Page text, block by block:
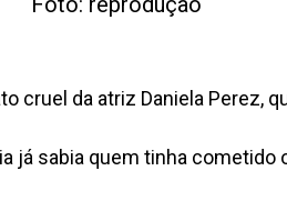
cruel da atriz Daniela Perez,
já sabia quem tinha